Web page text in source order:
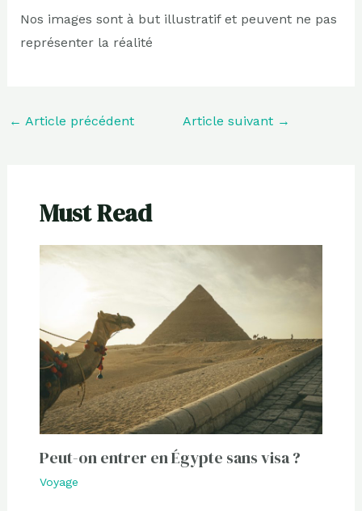
Nos images sont à but illustratif et peuvent ne pas
représenter la réalité
← Article précédent Article suivant →
Must Read
Peut-on entrer en Égypte sans visa ?
Voyage